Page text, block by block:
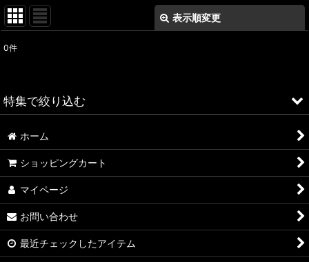
表示順変更
並び順:
0件
特集で絞り込む
ALFA ROMEO > 156
ALFA ROMEO > 147
ALFA ROMEO > 159
A4
ホーム
ショッピングカート
マイページ
お問い合わせ
最近チェックしたアイテム